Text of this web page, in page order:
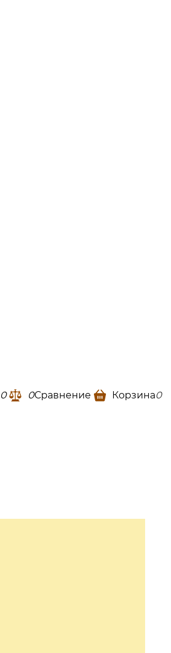
0 0Сравнение Корзина0